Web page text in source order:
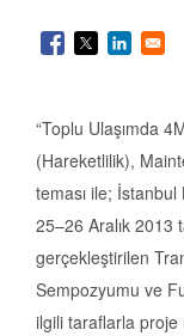
“Toplu Ulaşımda
(Hareketlilik),
teması ile;
25–26 Aralık 2013
gerçekleştirilen
Sempozyumu ve
ilgili taraflarla proje